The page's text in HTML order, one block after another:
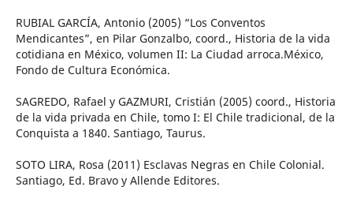
RUBIAL GARCÍA, Antonio (2005) “Los Conventos
Mendicantes”, en Pilar Gonzalbo, coord., Historia de la vida
cotidiana en México, volumen II: La Ciudad arroca.México,
Fondo de Cultura Económica.
SAGREDO, Rafael y GAZMURI, Cristián (2005) coord., Historia
de la vida privada en Chile, tomo I: El Chile tradicional, de la
Conquista a 1840. Santiago, Taurus.
SOTO LIRA, Rosa (2011) Esclavas Negras en Chile Colonial.
Santiago, Ed. Bravo y Allende Editores.